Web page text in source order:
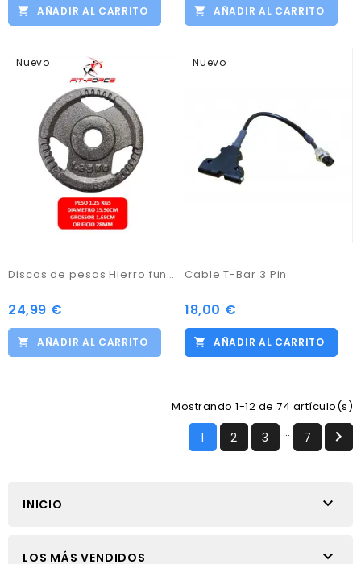
AÑADIR AL CARRITO AÑADIR AL CARRITO
Nuevo
Discos de pesas Hierro fundido 1.25kgs x 4 unidades Marca Fit-Force
24,99 €
AÑADIR AL CARRITO
Nuevo
Cable T-Bar 3 Pin
18,00 €
AÑADIR AL CARRITO
Mostrando 1-12 de 74 artículo(s)
1 2 3 … 7 
INICIO 
LOS MÁS VENDIDOS 